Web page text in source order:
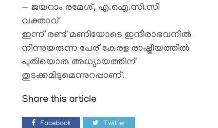
— ജയറാം രമേശ്, എ.ഐ.സി.സി
വക്താവ്
​ഇന്ന് രണ്ട് മണിയോടെ ഇന്ദിരാഭവനിൽ
നിന്നുയരുന്ന പേര് കേരള രാഷ്ട്രീയത്തിൽ
പുതിയൊരു അധ്യായത്തിന്
തുടക്കമിടുമെന്നുറപ്പാണ്.
Share this article
Facebook Twitter